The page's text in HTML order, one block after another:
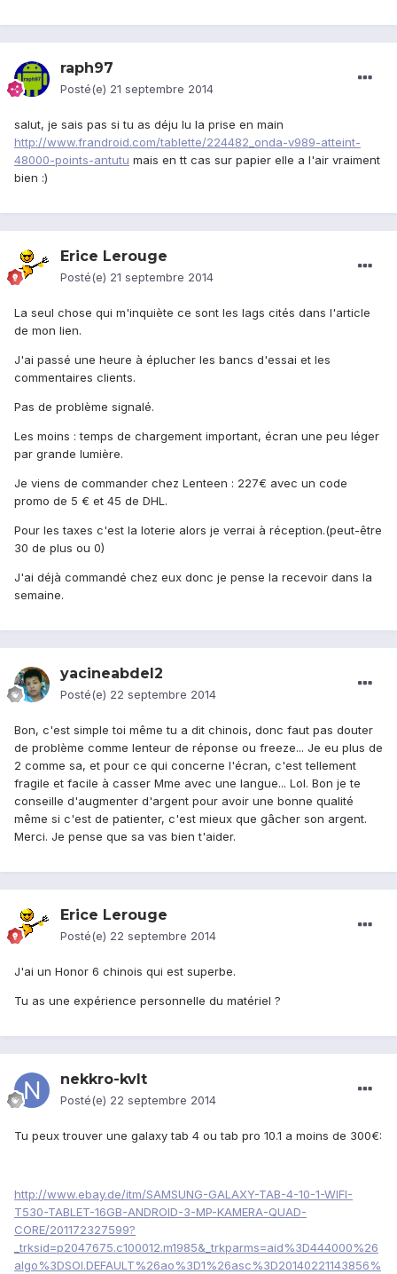
raph97
Posté(e) 21 septembre 2014
salut, je sais pas si tu as déju lu la prise en main
http://www.frandroid.com/tablette/224482_onda-v989-atteint-
48000-points-antutu mais en tt cas sur papier elle a l'air vraiment
bien :)
Erice Lerouge
Posté(e) 21 septembre 2014
La seul chose qui m'inquiète ce sont les lags cités dans l'article
de mon lien.
J'ai passé une heure à éplucher les bancs d'essai et les
commentaires clients.
Pas de problème signalé.
Les moins : temps de chargement important, écran une peu léger
par grande lumière.
Je viens de commander chez Lenteen : 227€ avec un code
promo de 5 € et 45 de DHL.
Pour les taxes c'est la loterie alors je verrai à réception.(peut-être
30 de plus ou 0)
J'ai déjà commandé chez eux donc je pense la recevoir dans la
semaine.
yacineabdel2
Posté(e) 22 septembre 2014
Bon, c'est simple toi même tu a dit chinois, donc faut pas douter
de problème comme lenteur de réponse ou freeze... Je eu plus de
2 comme sa, et pour ce qui concerne l'écran, c'est tellement
fragile et facile à casser Mme avec une langue... Lol. Bon je te
conseille d'augmenter d'argent pour avoir une bonne qualité
même si c'est de patienter, c'est mieux que gâcher son argent.
Merci. Je pense que sa vas bien t'aider.
Erice Lerouge
Posté(e) 22 septembre 2014
J'ai un Honor 6 chinois qui est superbe.
Tu as une expérience personnelle du matériel ?
nekkro-kvlt
Posté(e) 22 septembre 2014
Tu peux trouver une galaxy tab 4 ou tab pro 10.1 a moins de 300€:
http://www.ebay.de/itm/SAMSUNG-GALAXY-TAB-4-10-1-WIFI-
T530-TABLET-16GB-ANDROID-3-MP-KAMERA-QUAD-
CORE/201172327599?
_trksid=p2047675.c100012.m1985&_trkparms=aid%3D444000%26
algo%3DSOI.DEFAULT%26ao%3D1%26asc%3D20140221143856%